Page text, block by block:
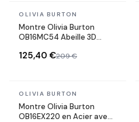
En stock
OLIVIA BURTON
Montre Olivia Burton
OB16MC54 Abeille 3D
milanaise Argentée
125,40 €209 €
En stock
OLIVIA BURTON
Montre Olivia Burton
OB16EX220 en Acier avec